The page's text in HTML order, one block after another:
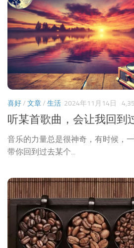
喜好/ 文章/ 生活 2024年11月14日
听某首歌曲，会让我回到
音乐的力量总是很神奇，有时候，
带你回到过去某个...